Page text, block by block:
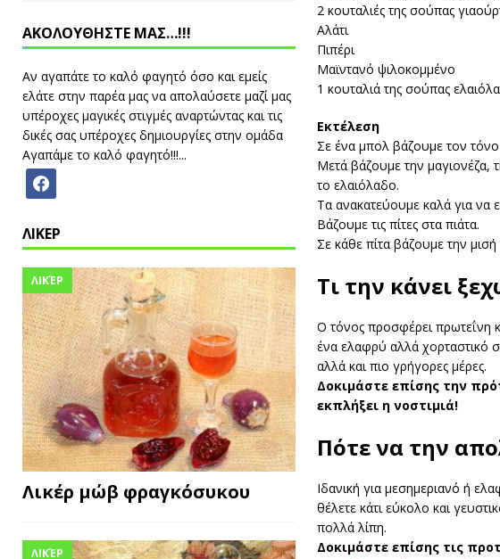
2 κουταλιές της σούπας
Αλάτι
Πιπέρι
Μαϊντανό ψιλοκομμένο
1 κουταλιά της σούπας
Εκτέλεση
Σε ένα μπολ βάζουμε τον τόνο
Μετά βάζουμε την μαγιονέζα,
το ελαιόλαδο.
Τα ανακατεύουμε καλά για να
Βάζουμε τις πίτες στα πιάτα.
Σε κάθε πίτα βάζουμε την
Τι την κάνει
Ο τόνος προσφέρει πρωτεΐνη
ένα ελαφρύ αλλά χορταστικό
αλλά και πιο γρήγορες μέρες.
Δοκιμάστε επίσης την
εκπλήξει η νοστιμιά!
Πότε να την
Ιδανική για μεσημεριανό ή
θέλετε κάτι εύκολο και
πολλά λίπη.
Δοκιμάστε επίσης τις
ΑΚΟΛΟΥΘΗΣΤΕ ΜΑΣ…!!!
Αν αγαπάτε το καλό φαγητό όσο και εμείς
ελάτε στην παρέα μας να απολαύσετε μαζί μας
υπέροχες μαγικές στιγμές αναρτώντας και τις
δικές σας υπέροχες δημιουργίες στην ομάδα
Αγαπάμε το καλό φαγητό!!!...
ΛΙΚΕΡ
ΛΙΚΈΡ
Λικέρ μώβ φραγκόσυκου
ΛΙΚΈΡ